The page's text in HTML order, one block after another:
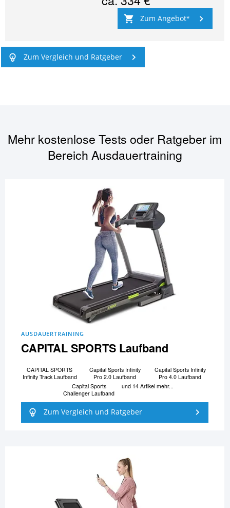
Zum Angebot
Zum Vergleich und Ratgeber
Mehr kostenlose Tests oder Ratgeber im
Bereich Ausdauertraining
AUSDAUERTRAINING
CAPITAL SPORTS Laufband
CAPITAL SPORTS
Infinity Track Laufband
Capital Sports Infinity
Pro 2.0 Laufband
Capital Sports Infinity
Pro 4.0 Laufband
Capital Sports
Challenger Laufband
und 14 Artikel mehr...
Zum Vergleich und Ratgeber